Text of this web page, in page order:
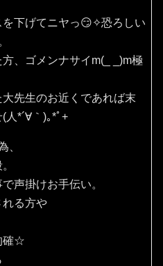
下げてニヤっ😏✧恐ろしい
、ゴメンナサイm(_ _)m極
先生のお近くであれば末
人⁠*⁠´⁠∀⁠｀⁠)⁠｡⁠*ﾟ⁠+
、
声掛けお手伝い。
れる方や
確☆